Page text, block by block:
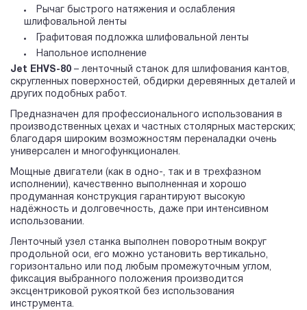
Рычаг быстрого натяжения и ослабления
шлифовальной ленты
Графитовая подложка шлифовальной ленты
Напольное исполнение
Jet EHVS-80 – ленточный станок для шлифования кантов,
скругленных поверхностей, обдирки деревянных деталей и
других подобных работ.
Предназначен для профессионального использования в
производственных цехах и частных столярных мастерских;
благодаря широким возможностям переналадки очень
универсален и многофункционален.
Мощные двигатели (как в одно-, так и в трехфазном
исполнении), качественно выполненная и хорошо
продуманная конструкция гарантируют высокую
надёжность и долговечность, даже при интенсивном
использовании.
Ленточный узел станка выполнен поворотным вокруг
продольной оси, его можно установить вертикально,
горизонтально или под любым промежуточным углом,
фиксация выбранного положения производится
эксцентриковой рукояткой без использования
инструмента.